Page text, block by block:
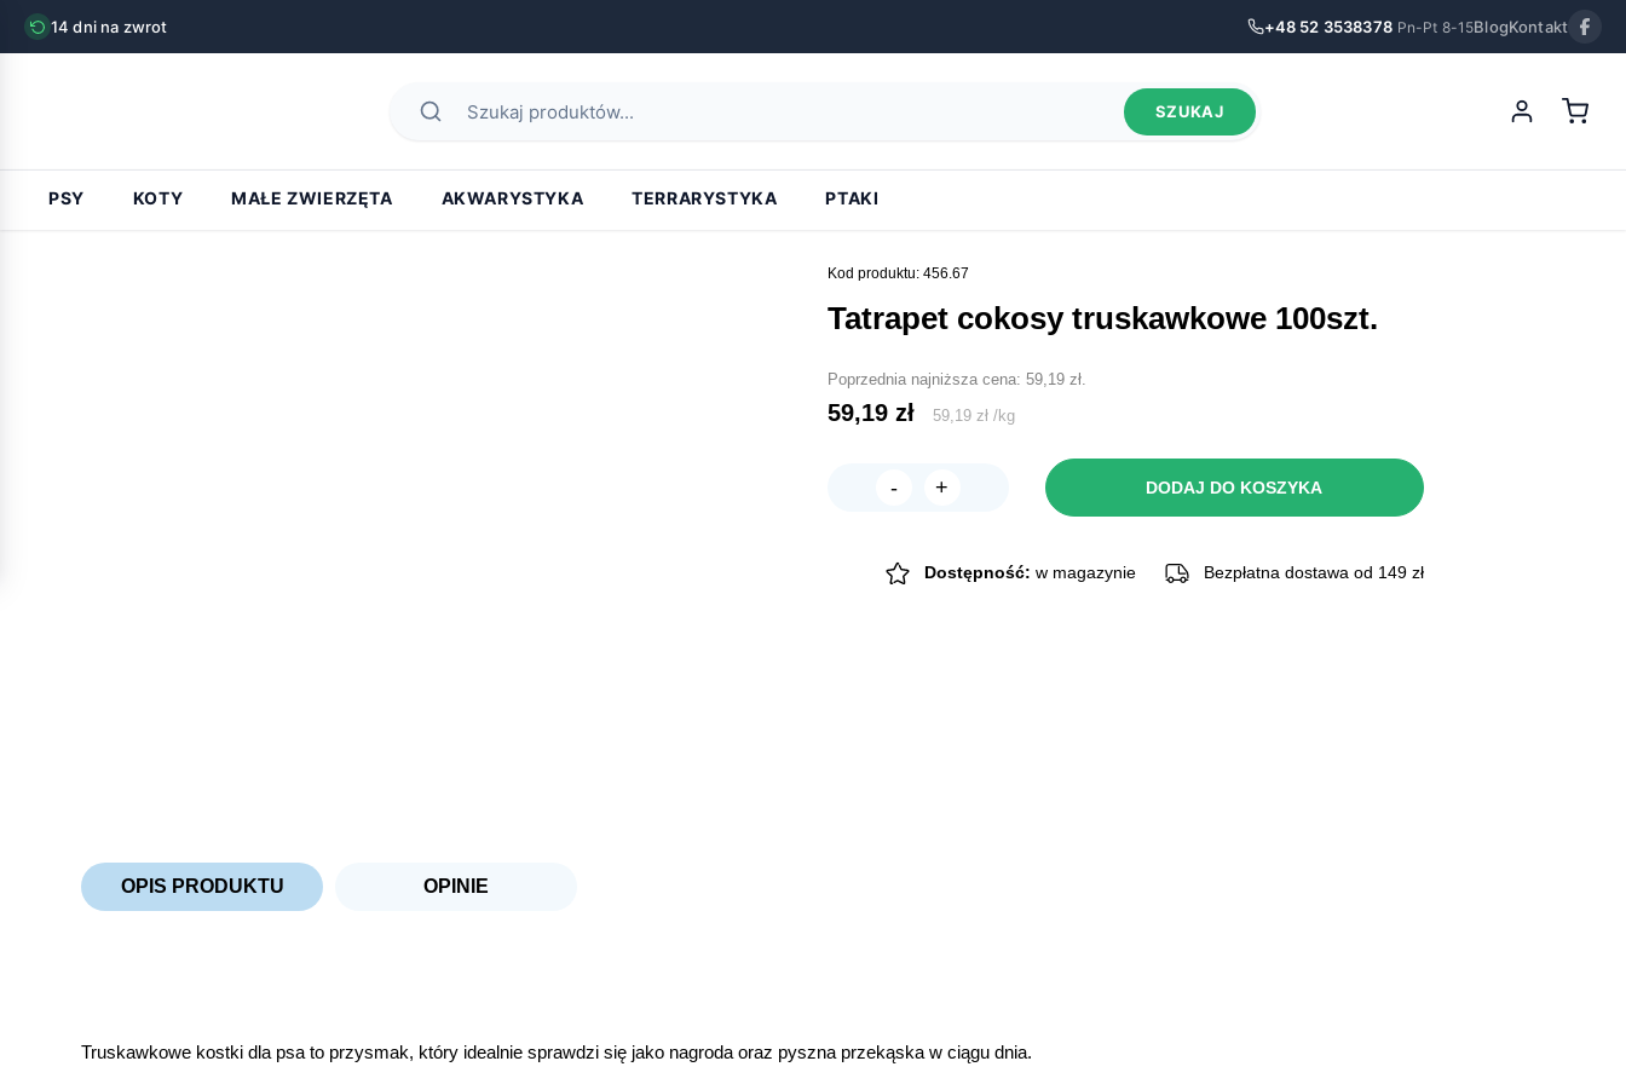
14 dni na zwrot +48 52 3538378 Pn-Pt 8-15BlogKontakt
SZUKAJ
PSY KOTY MAŁE ZWIERZĘTA AKWARYSTYKA TERRARYSTYKA PTAKI
Kod produktu: 456.67
tatrapet cokosy truskawkowe 100szt.
Poprzednia najniższa cena: 59,19 zł.
59,19 zł 59,19 zł /kg
-
ilość
100szt.
+ DODAJ DO KOSZYKA
Dostępność: w magazynie Bezpłatna dostawa od 149 zł
OPIS PRODUKTU OPINIE
Truskawkowe kostki dla psa to przysmak, który idealnie sprawdzi się jako nagroda oraz pyszna przekąska w ciągu dnia.